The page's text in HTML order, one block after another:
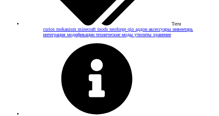
Теги
curios mekanism minecraft mods neoforge qio аддон аксессуары инвентарь
интеграция модификации технические моды утилиты хранение